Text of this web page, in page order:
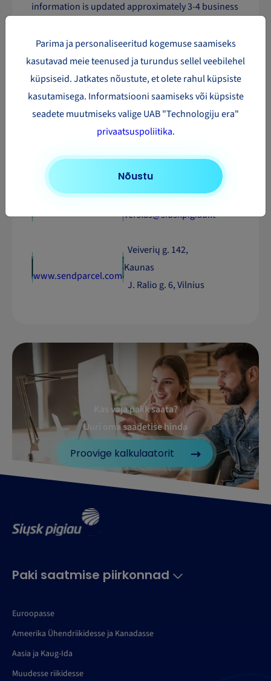
information is updated approximately 3-4 business
German terminal.
If you order service WITHOUT TRACKING, the
journey of the shipment is not recorded in the
terminals, tracking is not possible.
Global Mailservices, please contact us!
verslas@siuskpigiau.lt
www.sendparcel.com
Veiverių g. 142,
Kaunas
J. Ralio g. 6, Vilnius
Kas vaja pakk saata?
Uuri oma saadetise hinda
Proovige kalkulaatorit
Paki saatmise piirkonnad
Euroopasse
Ameerika Ühendriikidesse ja Kanadasse
Aasia ja Kaug-Ida
Muudesse riikidesse
Parima ja personaliseeritud kogemuse saamiseks
kasutavad meie teenused ja turundus sellel veebilehel
küpsiseid. Jatkates nõustute, et olete rahul küpsiste
kasutamisega. Informatsiooni saamiseks või küpsiste
seadete muutmiseks valige UAB "Technologiju era"
privaatsuspoliitika.
Nõustu